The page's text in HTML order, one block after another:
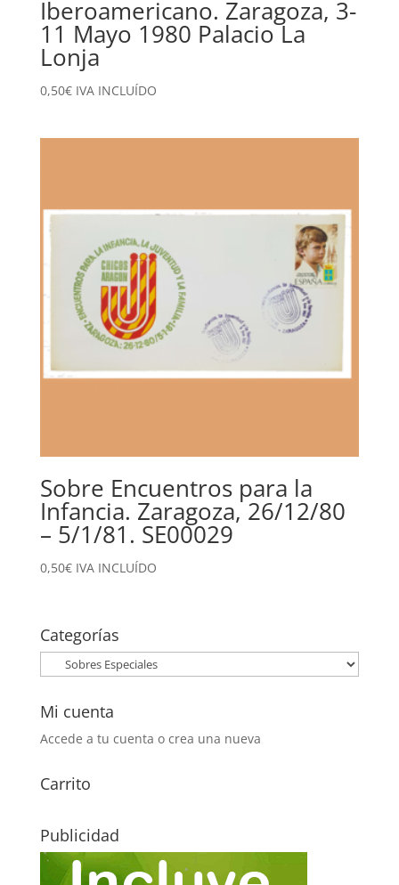
Iberoamericano. Zaragoza, 3-
11 Mayo 1980 Palacio La
Lonja
0,50€ IVA INCLUÍDO
Sobre Encuentros para la
Infancia. Zaragoza, 26/12/80
– 5/1/81. SE00029
0,50€ IVA INCLUÍDO
Categorías
Mi cuenta
Accede a tu cuenta o crea una nueva
Carrito
Publicidad